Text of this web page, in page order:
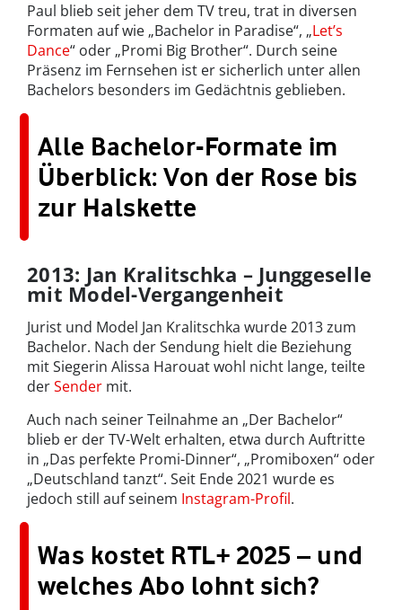
Paul blieb seit jeher dem TV treu, trat in diversen
Formaten auf wie „Bachelor in Paradise“, „Let’s
Dance“ oder „Promi Big Brother“. Durch seine
Präsenz im Fernsehen ist er sicherlich unter allen
Bachelors besonders im Gedächtnis geblieben.
Alle Bachelor-Formate im
Überblick: Von der Rose bis
zur Halskette
2013: Jan Kralitschka – Junggeselle
mit Model-Vergangenheit
Jurist und Model Jan Kralitschka wurde 2013 zum
Bachelor. Nach der Sendung hielt die Beziehung
mit Siegerin Alissa Harouat wohl nicht lange, teilte
derSender mit.
Auch nach seiner Teilnahme an „Der Bachelor“
blieb er der TV-Welt erhalten, etwa durch Auftritte
in „Das perfekte Promi-Dinner“, „Promiboxen“ oder
„Deutschland tanzt“. Seit Ende 2021 wurde es
jedoch still auf seinem Instagram-Profil.
Was kostet RTL+ 2025 – und
welches Abo lohnt sich?